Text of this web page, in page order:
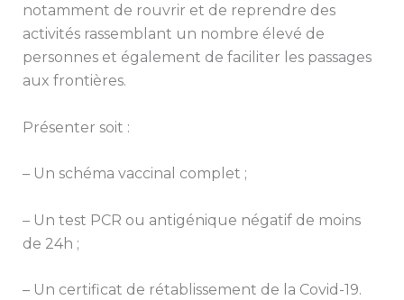
notamment de rouvrir et de reprendre des
activités rassemblant un nombre élevé de
personnes et également de faciliter les passages
aux frontières.
Présenter soit :
– Un schéma vaccinal complet ;
– Un test PCR ou antigénique négatif de moins
de 24h ;
– Un certificat de rétablissement de la Covid-19.